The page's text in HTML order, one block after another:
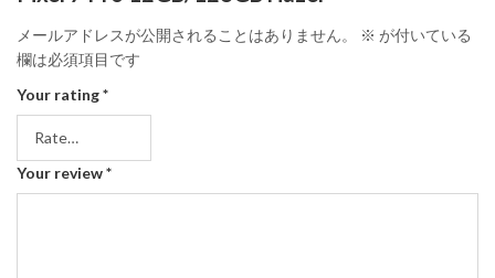
メールアドレスが公開されることはありません。 ※ が付いている
欄は必須項目です
Your rating*
Your review*